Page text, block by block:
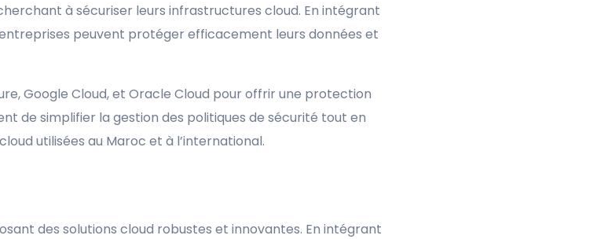
à sécuriser leurs infrastructures cloud. En intégrant
peuvent protéger efficacement leurs données et
Google Cloud, et Oracle Cloud pour offrir une protection
de simplifier la gestion des politiques de sécurité tout en
utilisées au Maroc et à l’international.
des solutions cloud robustes et innovantes. En intégrant